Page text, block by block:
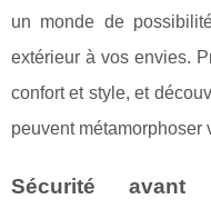
un monde de
extérieur à vos envies.
confort et style, et
peuvent métamorphoser
Sécurité